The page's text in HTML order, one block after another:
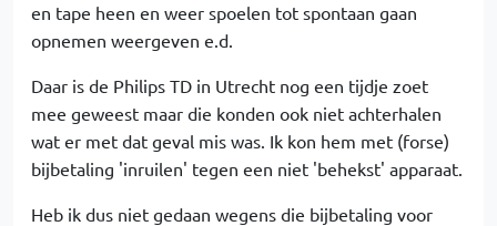
en tape heen en weer spoelen tot spontaan gaan
opnemen weergeven e.d.
Daar is de Philips TD in Utrecht nog een tijdje zoet
mee geweest maar die konden ook niet achterhalen
wat er met dat geval mis was. Ik kon hem met (forse)
bijbetaling 'inruilen' tegen een niet 'behekst' apparaat.
Heb ik dus niet gedaan wegens die bijbetaling voor